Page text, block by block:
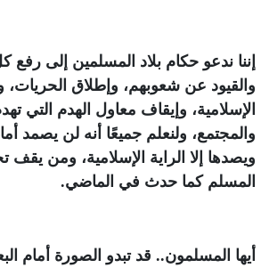
إننا ندعو حكام بلاد المسلمين إلى رفع
والقيود عن شعوبهم، وإطلاق الحريات،
الإسلامية، وإيقاف معاول الهدم التي
والمجتمع، ولنعلم جميعًا أنه لن يصمد
ويصدها إلا الراية الإسلامية، ومن يقف
المسلم كما حدث في الماضي.
أيها المسلمون.. قد تبدو الصورة أمام